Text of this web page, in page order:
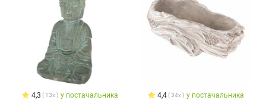
4,3 13x у постачальника 4,4 34x у постачальника